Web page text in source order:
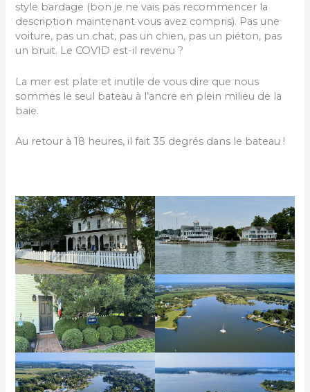
style bardage (bon je ne vais pas recommencer la
description maintenant vous avez compris). Pas une
voiture, pas un chat, pas un chien, pas un piéton, pas
un bruit. Le COVID est-il revenu ?
La mer est plate et inutile de vous dire que nous
sommes le seul bateau à l’ancre en plein milieu de la
baie.
Au retour à 18 heures, il fait 35 degrés dans le bateau !